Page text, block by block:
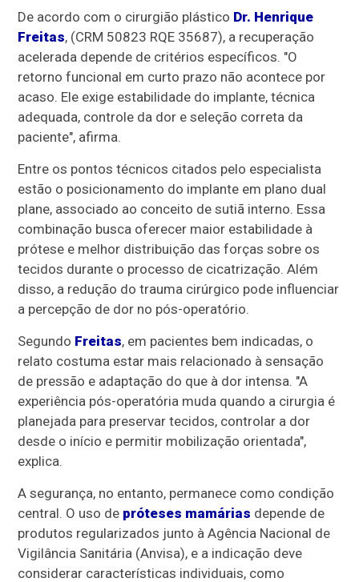
De acordo com o cirurgião plástico Dr. Henrique
Freitas, (CRM 50823 RQE 35687), a recuperação
acelerada depende de critérios específicos. "O
retorno funcional em curto prazo não acontece por
acaso. Ele exige estabilidade do implante, técnica
adequada, controle da dor e seleção correta da
paciente", afirma.
Entre os pontos técnicos citados pelo especialista
estão o posicionamento do implante em plano dual
plane, associado ao conceito de sutiã interno. Essa
combinação busca oferecer maior estabilidade à
prótese e melhor distribuição das forças sobre os
tecidos durante o processo de cicatrização. Além
disso, a redução do trauma cirúrgico pode influenciar
a percepção de dor no pós-operatório.
Segundo Freitas, em pacientes bem indicadas, o
relato costuma estar mais relacionado à sensação
de pressão e adaptação do que à dor intensa. "A
experiência pós-operatória muda quando a cirurgia é
planejada para preservar tecidos, controlar a dor
desde o início e permitir mobilização orientada",
explica.
A segurança, no entanto, permanece como condição
central. O uso de próteses mamárias depende de
produtos regularizados junto à Agência Nacional de
Vigilância Sanitária (Anvisa), e a indicação deve
considerar características individuais, como